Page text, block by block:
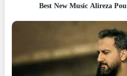
Best New Music Alireza